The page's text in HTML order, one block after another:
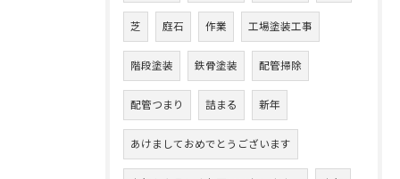
芝 庭石 作業 工場塗装工事
階段塗装 鉄骨塗装 配管掃除
配管つまり 詰まる 新年
あけましておめでとうございます